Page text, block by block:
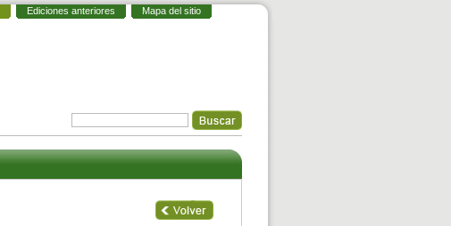
Ediciones anteriores Mapa del sitio